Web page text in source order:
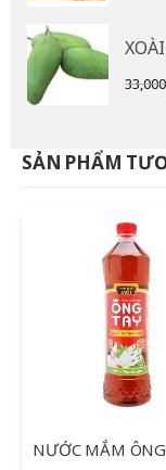
SẢN PHẨM